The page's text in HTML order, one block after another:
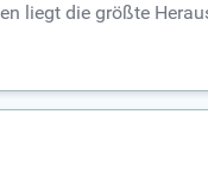
liegt die größte